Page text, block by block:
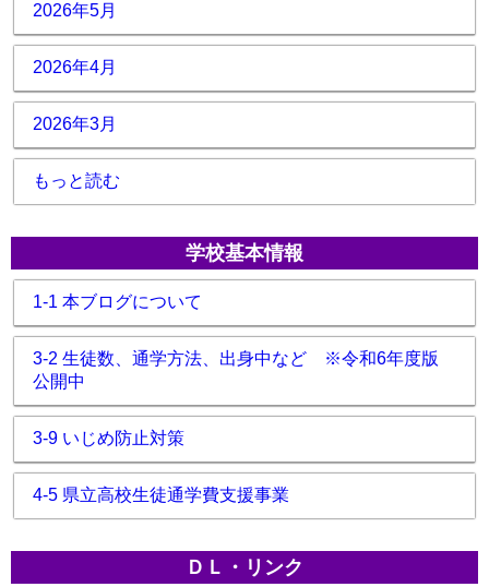
2026年5月
2026年4月
2026年3月
もっと読む
学校基本情報
1-1 本ブログについて
3-2 生徒数、通学方法、出身中など ※令和6年度版
公開中
3-9 いじめ防止対策
4-5 県立高校生徒通学費支援事業
ＤＬ・リンク